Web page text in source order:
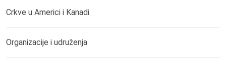
Crkve u Americi i Kanadi
Organizacije i udruženja